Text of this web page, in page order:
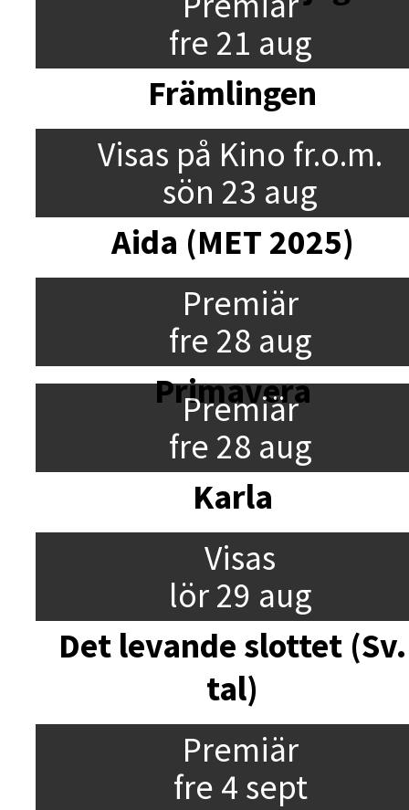
fre 21 aug
Främlingen
Visas på Kino fr.o.m.
sön 23 aug
Aida (MET 2025)
Premiär
fre 28 aug
Primavera
Premiär
fre 28 aug
Karla
Visas
lör 29 aug
Det levande slottet (Sv.
tal)
Premiär
fre 4 sept